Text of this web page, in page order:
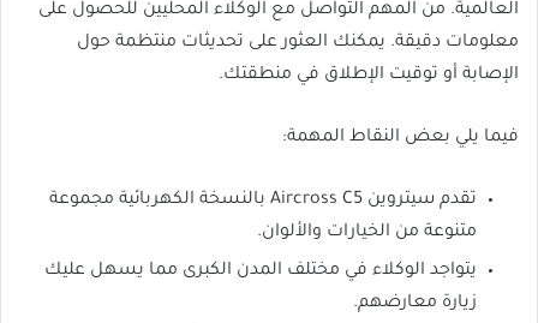
العالمية. من المهم التواصل مع الوكلاء المحليين للحصول على
معلومات دقيقة. يمكنك العثور على تحديثات منتظمة حول
الإصابة أو توقيت الإطلاق في منطقتك.
فيما يلي بعض النقاط المهمة:
تقدم سيتروين Aircross C5 بالنسخة الكهربائية مجموعة
متنوعة من الخيارات والألوان.
يتواجد الوكلاء في مختلف المدن الكبرى مما يسهل عليك
زيارة معارضهم.